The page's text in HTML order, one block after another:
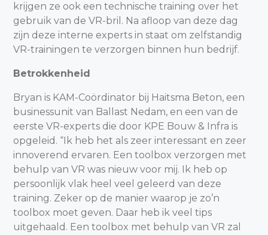
krijgen ze ook een technische training over het
gebruik van de VR-bril. Na afloop van deze dag
zijn deze interne experts in staat om zelfstandig
VR-trainingen te verzorgen binnen hun bedrijf.
Betrokkenheid
Bryan is KAM-Coördinator bij Haitsma Beton, een
businessunit van Ballast Nedam, en een van de
eerste VR-experts die door KPE Bouw & Infra is
opgeleid. “Ik heb het als zeer interessant en zeer
innoverend ervaren. Een toolbox verzorgen met
behulp van VR was nieuw voor mij. Ik heb op
persoonlijk vlak heel veel geleerd van deze
training. Zeker op de manier waarop je zo’n
toolbox moet geven. Daar heb ik veel tips
uitgehaald. Een toolbox met behulp van VR zal